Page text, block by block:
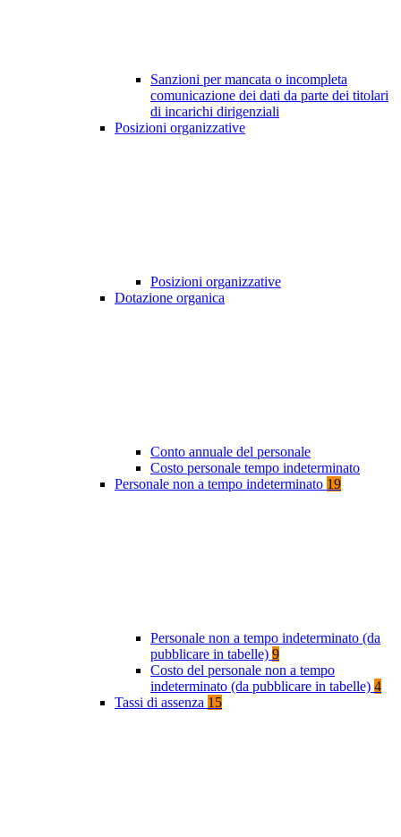
Sanzioni per mancata o incompleta
comunicazione dei dati da parte dei titolari
di incarichi dirigenziali
Posizioni organizzative
Posizioni organizzative
Dotazione organica
Conto annuale del personale
Costo personale tempo indeterminato
Personale non a tempo indeterminato 19
Personale non a tempo indeterminato (da
pubblicare in tabelle) 9
Costo del personale non a tempo
indeterminato (da pubblicare in tabelle) 4
Tassi di assenza 15